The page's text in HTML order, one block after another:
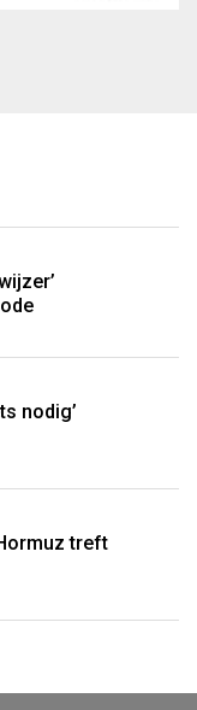
nodig’
treft